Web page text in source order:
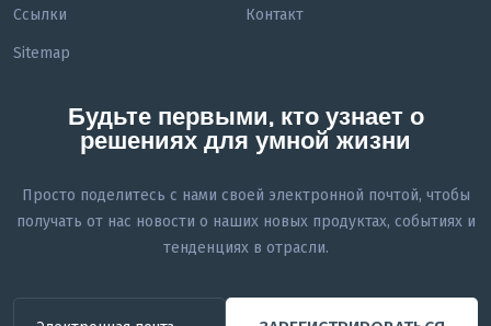
Ссылки Контакт
Sitemap
Будьте первыми, кто узнает о
решениях для умной жизни
Просто поделитесь с нами своей электронной почтой, чтобы
получать от нас новости о наших новых продуктах, событиях и
тенденциях в отрасли.